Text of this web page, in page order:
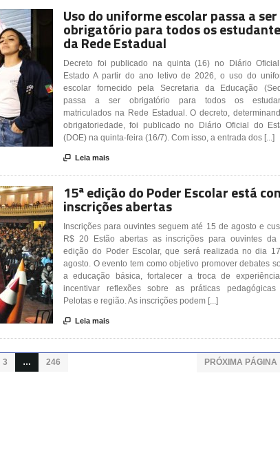
Uso do uniforme escolar passa a ser
obrigatório para todos os
da Rede Estadual
Decreto foi publicado na quinta (16) no Diário
Estado A partir do ano letivo de 2026, o uso do
escolar fornecido pela Secretaria da Educação
passa a ser obrigatório para todos os
matriculados na Rede Estadual. O decreto,
obrigatoriedade, foi publicado no Diário Oficial do
(DOE) na quinta-feira (16/7). Com isso, a entrada dos [...]
 Leia mais
15ª edição do Poder Escolar está
inscrições abertas
Inscrições para ouvintes seguem até 15 de agosto e
R$ 20 Estão abertas as inscrições para ouvintes da
edição do Poder Escolar, que será realizada no dia
agosto. O evento tem como objetivo promover debates
a educação básica, fortalecer a troca de
incentivar reflexões sobre as práticas pedagógicas
Pelotas e região. As inscrições podem [...]
 Leia mais
3 … 246 PRÓXIMA PÁGINA